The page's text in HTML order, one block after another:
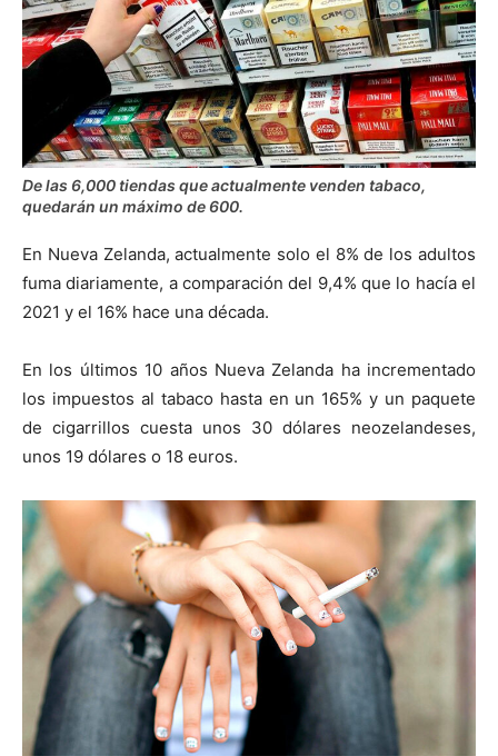
De las 6,000 tiendas que actualmente venden tabaco,
quedarán un máximo de 600.
En Nueva Zelanda, actualmente solo el 8% de los adultos
fuma diariamente, a comparación del 9,4% que lo hacía el
2021 y el 16% hace una década.
En los últimos 10 años Nueva Zelanda ha incrementado
los impuestos al tabaco hasta en un 165% y un paquete
de cigarrillos cuesta unos 30 dólares neozelandeses,
unos 19 dólares o 18 euros.